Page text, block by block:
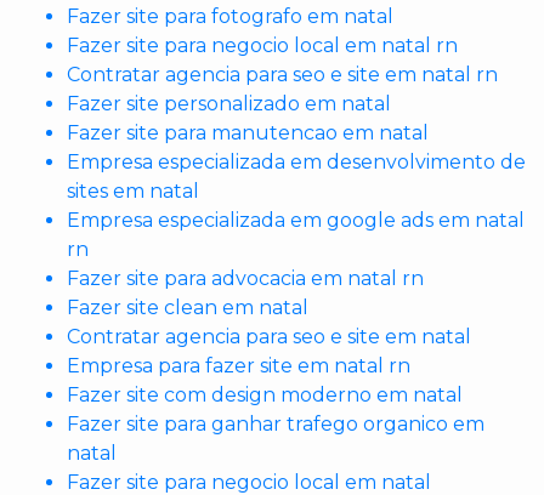
Fazer site para fotografo em natal
Fazer site para negocio local em natal rn
Contratar agencia para seo e site em natal rn
Fazer site personalizado em natal
Fazer site para manutencao em natal
Empresa especializada em desenvolvimento de
sites em natal
Empresa especializada em google ads em natal
rn
Fazer site para advocacia em natal rn
Fazer site clean em natal
Contratar agencia para seo e site em natal
Empresa para fazer site em natal rn
Fazer site com design moderno em natal
Fazer site para ganhar trafego organico em
natal
Fazer site para negocio local em natal